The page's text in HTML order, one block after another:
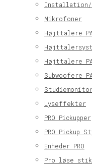
Mikrofoner
Højttalere
Højttalere
Subwoofere
Lyseffekter
PRO Pickupper
PRO Pickup
Enheder PRO
Pro løse